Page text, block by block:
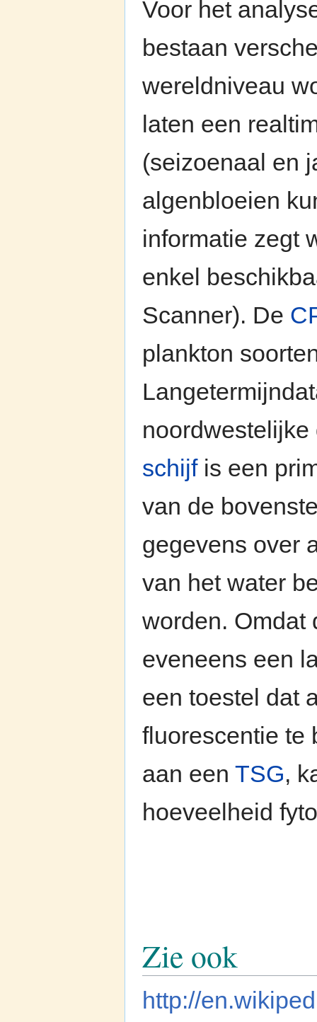
Voor het
bestaan
wereldniveau
laten een
(seizoenaal en
algenbloeien
informatie zegt
enkel
Scanner). De
plankton
schijfis een
van de
gegevens over
van het water
worden. Omdat
eveneens een
een toestel dat
fluorescentie te
aan een TSG,
hoeveelheid
Zie ook
http://